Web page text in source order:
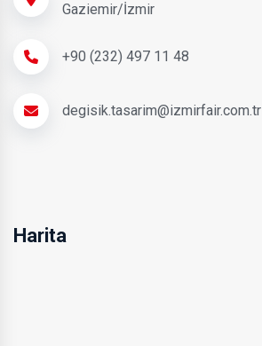
Gaziemir/İzmir
+90 (232) 497 11 48
degisik.tasarim@izmirfair.com.tr
Harita